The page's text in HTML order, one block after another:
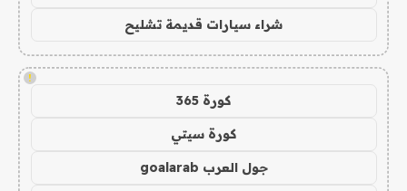
شراء سيارات قديمة تشليح
!
كورة 365
كورة سيتي
جول العرب goalarab